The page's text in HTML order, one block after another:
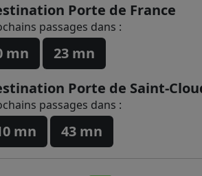
Porte de France
passages dans :
mn
23 mn
Porte de Saint-
passages dans :
mn 43 mn